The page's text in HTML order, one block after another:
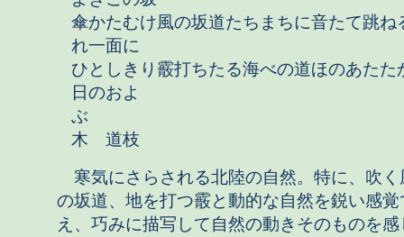
傘かたむけ風の坂道たちまちに音たて跳ね
れ一面に
ひとしきり霰打ちたる海べの道ほのあたた
日のおよ
ぶ
木 道枝
寒気にさらされる北陸の自然。特に、吹く
の坂道、地を打つ霰と動的な自然を鋭い感覚
え、巧みに描写して自然の動きそのものを